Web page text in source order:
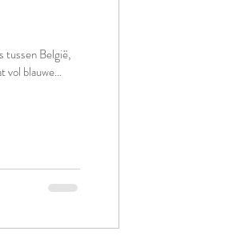
tussen België,
vol blauwe...